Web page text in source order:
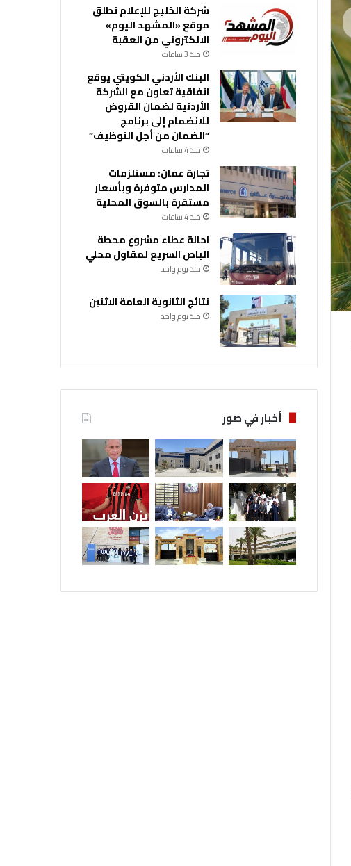
شركة الخليج للإعلام تطلق
موقع «المشهد اليوم»
الالكتروني من العقبة
منذ 3 ساعات
البنك الأردني الكويتي يوقع
اتفاقية تعاون مع الشركة
الأردنية لضمان القروض
للانضمام إلى برنامج
“الضمان من أجل التوظيف”
منذ 4 ساعات
تجارة عمان: مستلزمات
المدارس متوفرة وبأسعار
مستقرة بالسوق المحلية
منذ 4 ساعات
احالة عطاء مشروع محطة
الباص السريع لمقاول محلي
منذ يوم واحد
نتائج الثانوية العامة الاثنين
منذ يوم واحد
أخبار في صور